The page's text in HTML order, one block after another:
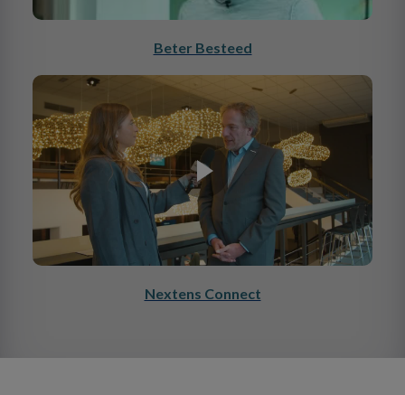
Beter Besteed
Nextens Connect